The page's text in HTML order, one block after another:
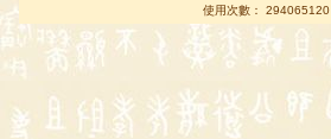
使用次數： 294065120